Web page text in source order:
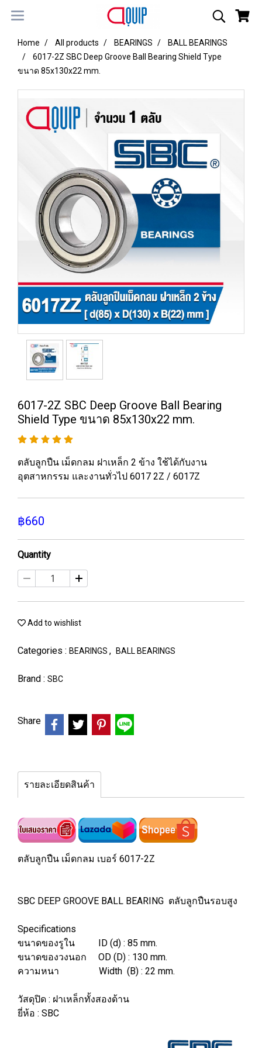
Home All products BEARINGS
BALL BEARINGS
6017-2Z SBC Deep Groove Ball Bearing Shield Type
ขนาด 85x130x22 mm.
6017-2Z SBC Deep Groove Ball Bearing
Shield Type ขนาด 85x130x22 mm.
ตลับลูกปืน เม็ดกลม ฝาเหล็ก 2 ข้าง ใช้ได้กับงาน
อุตสาหกรรม และงานทั่วไป 6017 2Z / 6017Z
฿660
Quantity
Add to wishlist
Categories : BEARINGS , BALL BEARINGS
Brand : SBC
Share
รายละเอียดสินค้า
ตลับลูกปืน เม็ดกลม เบอร์ 6017-2Z
SBC DEEP GROOVE BALL BEARING ตลับลูกปืนรอบสูง
Specifications
ขนาดของรูใน ID (d) : 85 mm.
ขนาดของวงนอก OD (D) : 130 mm.
ความหนา Width (B) : 22 mm.
วัสดุปิด : ฝาเหล็กทั้งสองด้าน
ยี่ห้อ : SBC